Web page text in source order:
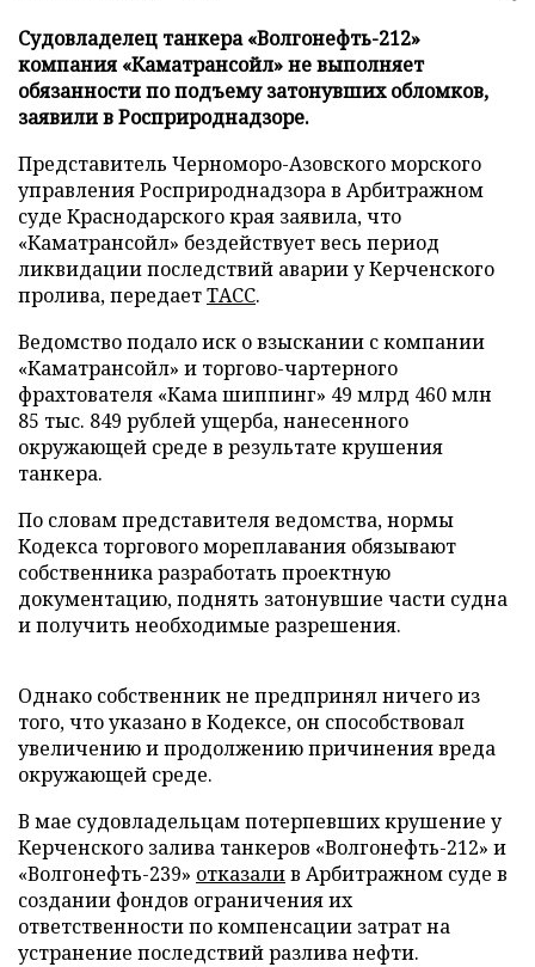
Судовладелец танкера «Волгонефть-212»
компания «Каматрансойл» не выполняет
обязанности по подъему затонувших обломков,
заявили в Росприроднадзоре.
Представитель Черноморо-Азовского морского
управления Росприроднадзора в Арбитражном
суде Краснодарского края заявила, что
«Каматрансойл» бездействует весь период
ликвидации последствий аварии у Керченского
пролива, передаетТАСС.
Ведомство подало иск о взыскании с компании
«Каматрансойл» и торгово-чартерного
фрахтователя «Кама шиппинг» 49 млрд 460 млн
85 тыс. 849 рублей ущерба, нанесенного
окружающей среде в результате крушения
танкера.
По словам представителя ведомства, нормы
Кодекса торгового мореплавания обязывают
собственника разработать проектную
документацию, поднять затонувшие части судна
и получить необходимые разрешения.
Однако собственник не предпринял ничего из
того, что указано в Кодексе, он способствовал
увеличению и продолжению причинения вреда
окружающей среде.
В мае судовладельцам потерпевших крушение у
Керченского залива танкеров «Волгонефть-212» и
«Волгонефть-239» отказалив Арбитражном суде в
создании фондов ограничения их
ответственности по компенсации затрат на
устранение последствий разлива нефти.